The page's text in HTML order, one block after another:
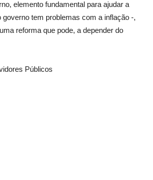
elemento fundamental para ajudar a
tem problemas com a inflação -,
reforma que pode, a depender do
Públicos